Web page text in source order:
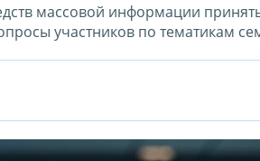
массовой информации
участников по тематикам